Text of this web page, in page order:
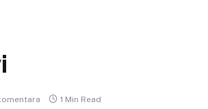
1 Min Read